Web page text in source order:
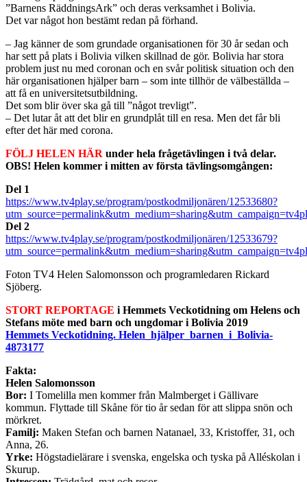
”Barnens RäddningsArk” och deras verksamhet i Bolivia.
Det var något hon bestämt redan på förhand.
– Jag känner de som grundade organisationen för 30 år sedan och
har sett på plats i Bolivia vilken skillnad de gör. Bolivia har stora
problem just nu med coronan och en svår politisk situation och den
här organisationen hjälper barn – som inte tillhör de välbeställda –
att få en universitetsutbildning.
Det som blir över ska gå till ”något trevligt”.
– Det lutar åt att det blir en grundplåt till en resa. Men det får bli
efter det här med corona.
FÖLJ HELEN HÄR under hela frågetävlingen i två delar.
OBS! Helen kommer i mitten av första tävlingsomgången:
Del 1
https://www.tv4play.se/program/postkodmiljonären/12533680?
Del 2
https://www.tv4play.se/program/postkodmiljonären/12533679?
Foton TV4 Helen Salomonsson och programledaren Rickard
Sjöberg.
STORT REPORTAGE i Hemmets Veckotidning om Helens och
Stefans möte med barn och ungdomar i Bolivia 2019
Hemmets Veckotidning. Helen_hjälper_barnen_i_Bolivia-
4873177
Fakta:
Helen Salomonsson
Bor: I Tomelilla men kommer från Malmberget i Gällivare
kommun. Flyttade till Skåne för tio år sedan för att slippa snön och
mörkret.
Familj: Maken Stefan och barnen Natanael, 33, Kristoffer, 31, och
Anna, 26.
Yrke: Högstadielärare i svenska, engelska och tyska på Alléskolan i
Skurup.